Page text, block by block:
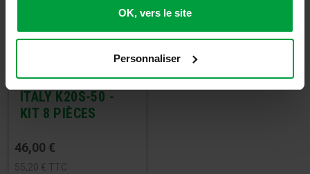
OK, vers le site
Personnaliser
TATAMI MADE IN
ITALY K20S-50 -
KIT 8 PIÈCES
46,00 €
55,20 € TTC